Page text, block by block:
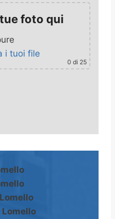
foto qui
i tuoi file
0 di 25
Lomello
Lomello